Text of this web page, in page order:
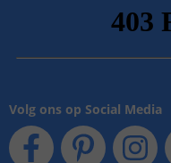
Volg ons op Social Media